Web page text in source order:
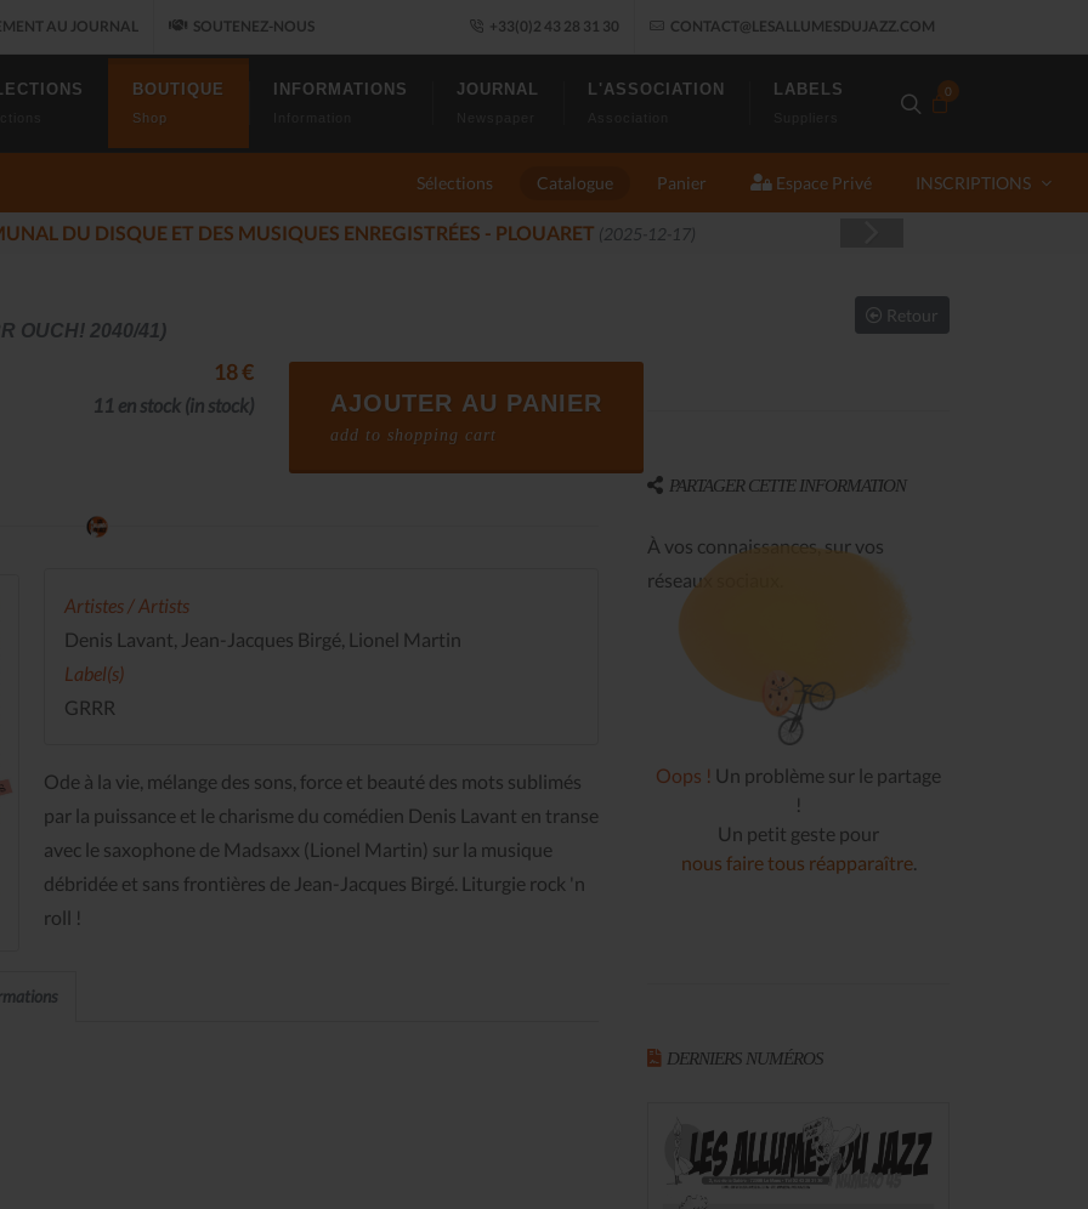
AU JOURNAL SOUTENEZ-NOUS +33(0)2 43 28 31 30 CONTACT@LESALLUMESDUJAZZ.COM
0
BOUTIQUE
Shop
INFORMATIONS JOURNAL L'ASSOCIATION LABELS
Sélections Catalogue Panier Espace Privé INSCRIPTIONS
JAZZ FONT SALON, LE PROGRAMME (2025-11-14)
OUCH! 2040/41)
18 €
11 en stock (in stock) AJOUTER AU PANIER
add to shopping cart
Artistes / Artists
Denis Lavant, Jean-Jacques Birgé, Lionel Martin
Label(s)
GRRR
Ode à la vie, mélange des sons, force et beauté des mots sublimés
par la puissance et le charisme du comédien Denis Lavant en transe
avec le saxophone de Madsaxx (Lionel Martin) sur la musique
débridée et sans frontières de Jean-Jacques Birgé. Liturgie rock 'n
roll !
Retour
PARTAGER CETTE INFORMATION
À vos connaissances, sur vos
réseaux sociaux.
Oops ! Un problème sur le partage
!
Un petit geste pour
nous faire tous réapparaître.
DERNIERS NUMÉROS